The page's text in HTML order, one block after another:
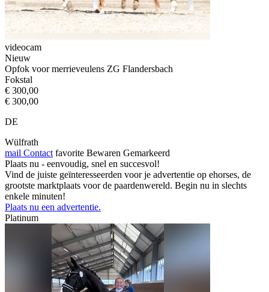
videocam
Nieuw
Opfok voor merrieveulens ZG Flandersbach
Fokstal
€ 300,00
€ 300,00
DE
Wülfrath
mail Contact favorite Bewaren Gemarkeerd
Plaats nu - eenvoudig, snel en succesvol!
Vind de juiste geïnteresseerden voor je advertentie op ehorses, de
grootste marktplaats voor de paardenwereld. Begin nu in slechts
enkele minuten!
Plaats nu een advertentie.
Platinum